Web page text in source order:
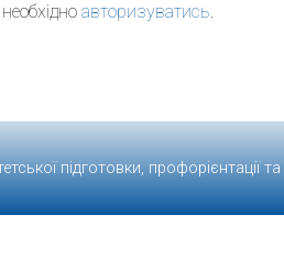
авторизуватись.
підготовки,